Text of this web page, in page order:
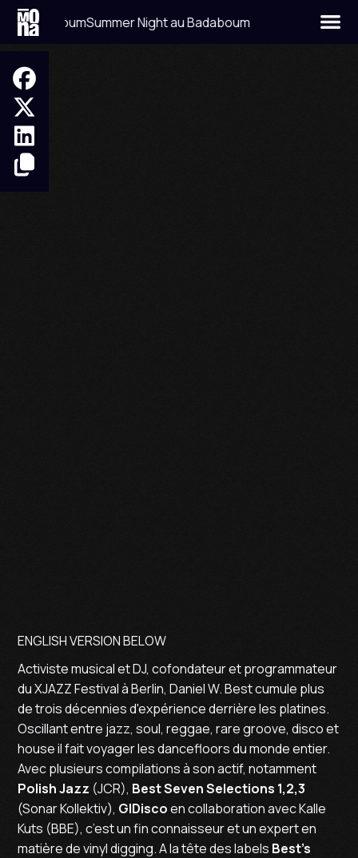
Summer Night au Badaboum
ENGLISH VERSION BELOW
Activiste musical et DJ, cofondateur et programmateur
du XJAZZ Festival à Berlin, Daniel W. Best cumule plus
de trois décennies d'expérience derrière les platines.
Oscillant entre jazz, soul, reggae, rare groove, disco et
house il fait voyager les dancefloors du monde entier.
Avec plusieurs compilations à son actif, notamment
Polish Jazz (JCR), Best Seven Selections 1,2,3
(Sonar Kollektiv), GIDiscoen collaboration avec Kalle
Kuts (BBE), c’est un fin connaisseur et un expert en
matière de vinyl digging. A la tête des labels Best’s